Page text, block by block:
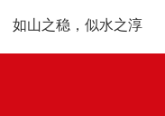
如山之稳，似水之淳